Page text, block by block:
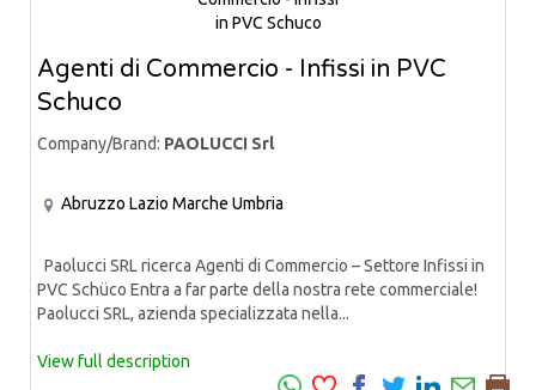
Agenti di Commercio - Infissi in PVC
Schuco
Company/Brand: PAOLUCCI Srl
Abruzzo Lazio Marche Umbria
Paolucci SRL ricerca Agenti di Commercio – Settore Infissi in
PVC Schüco Entra a far parte della nostra rete commerciale!
Paolucci SRL, azienda specializzata nella...
View full description